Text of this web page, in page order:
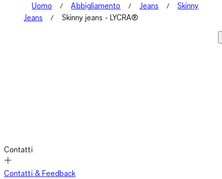
Uomo Abbigliamento Jeans
Skinny
Jeans
Skinny jeans - LYCRA®
Contatti
Contatti & Feedback